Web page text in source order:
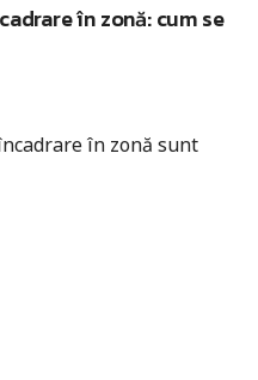
în zonă: cum se
în zonă sunt